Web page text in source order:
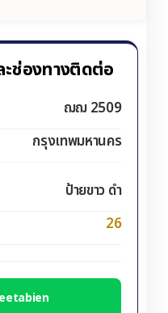
ช่องทางติดต่อ
ฌฌ 2509
กรุงเทพมหานคร
ป้ายขาว ดำ
26